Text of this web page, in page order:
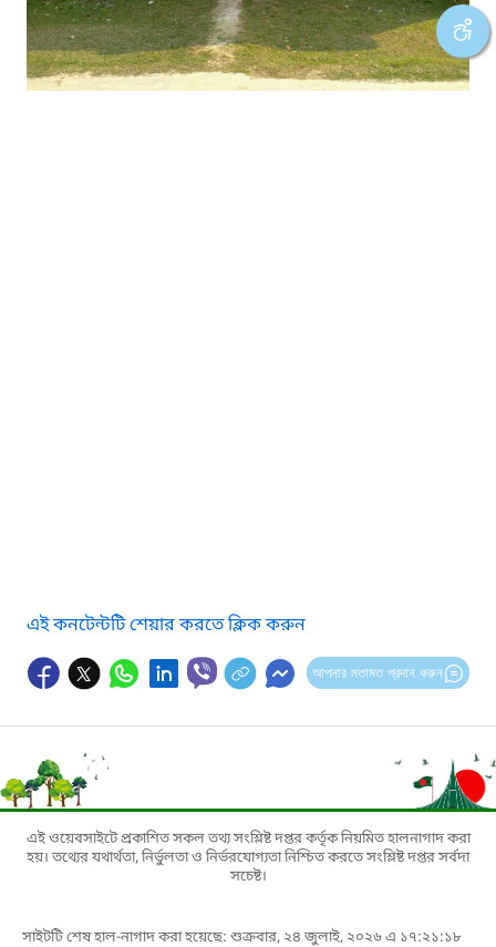
এই কনটেন্টটি শেয়ার করতে ক্লিক করুন
আপনার মতামত প্রদান করুন
এই ওয়েবসাইটে প্রকাশিত সকল তথ্য সংশ্লিষ্ট দপ্তর কর্তৃক নিয়মিত হালনাগাদ করা
হয়। তথ্যের যথার্থতা, নির্ভুলতা ও নির্ভরযোগ্যতা নিশ্চিত করতে সংশ্লিষ্ট দপ্তর সর্বদা
সচেষ্ট।
সাইটটি শেষ হাল-নাগাদ করা হয়েছে: শুক্রবার, ২৪ জুলাই, ২০২৬ এ ১৭:২১:১৮